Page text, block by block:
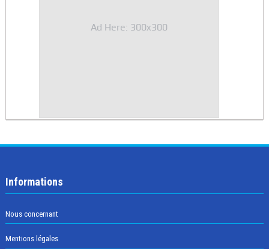
Ad Here: 300x300
Informations
Nous concernant
Mentions légales